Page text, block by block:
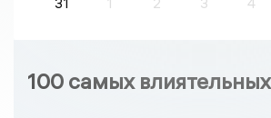
31
1 2 3 4
100 самых